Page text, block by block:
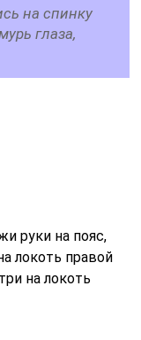
на спинку
глаза,
руки на пояс,
локоть правой
на локоть